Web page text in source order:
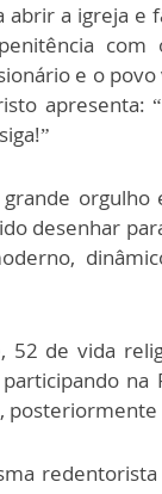
abrir a igreja e
e o
apresenta:
desenhar
52 de vida
na
posteriormente